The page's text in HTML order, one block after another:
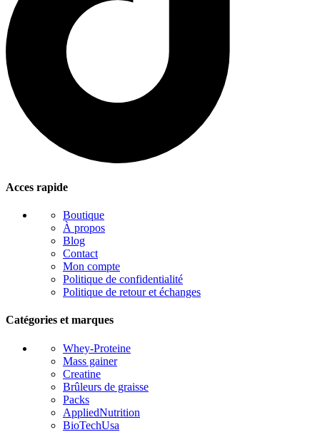
Acces rapide
Boutique
À propos
Blog
Contact
Mon compte
Politique de confidentialité
Politique de retour et échanges
Catégories et marques
Whey-Proteine
Mass gainer
Creatine
Brûleurs de graisse
Packs
AppliedNutrition
BioTechUsa